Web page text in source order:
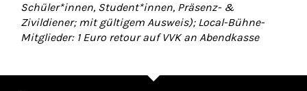
Schüler*innen, Student*innen, Präsenz- &
Zivildiener; mit gültigem Ausweis); Local-Bühne-
Mitglieder: 1 Euro retour auf VVK an Abendkasse